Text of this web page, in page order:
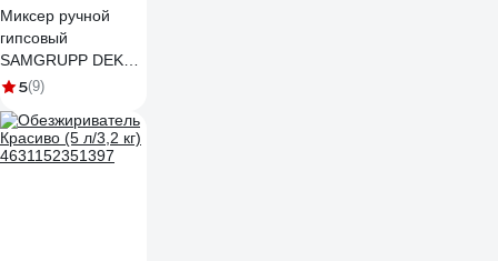
Миксер ручной
гипсовый
SAMGRUPP DEKOR
145х350 мм DEK-
5(9)